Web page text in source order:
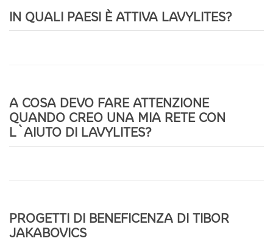
IN QUALI PAESI È ATTIVA LAVYLITES?
A COSA DEVO FARE ATTENZIONE
QUANDO CREO UNA MIA RETE CON
L`AIUTO DI LAVYLITES?
PROGETTI DI BENEFICENZA DI TIBOR
JAKABOVICS